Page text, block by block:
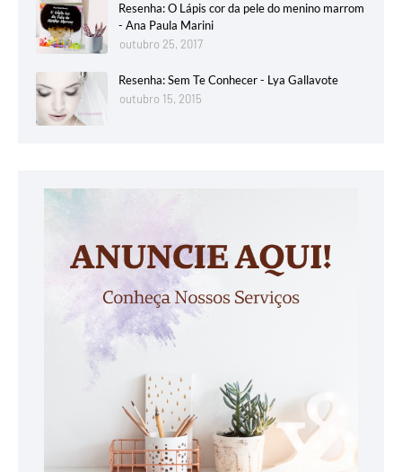
Resenha: O Lápis cor da pele do menino marrom
- Ana Paula Marini
outubro 25, 2017
Resenha: Sem Te Conhecer - Lya Gallavote
outubro 15, 2015